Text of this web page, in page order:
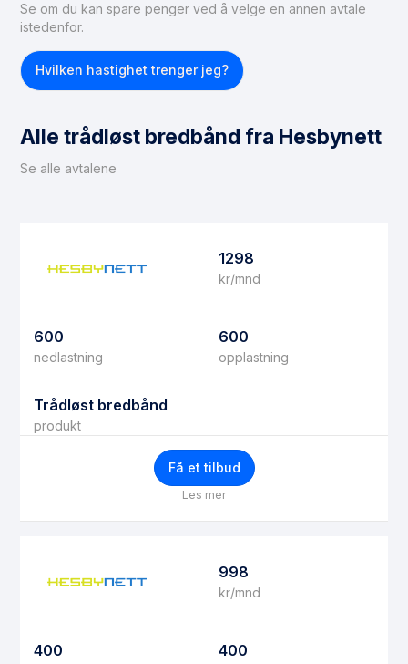
Leverandøren sender deg en antenne og en internett
plasseres utenfor huset på vegg, tak etc. Det følger
også med en enkel brosjyre som veileder deg
Se om du kan spare penger ved å velge en annen avtale
istedenfor.
Hvilken hastighet trenger jeg?
Alle trådløst bredbånd fra Hesbynett
Se alle avtalene
1298
kr/mnd
600
nedlastning
600
opplastning
Trådløst bredbånd
produkt
Få et tilbud
Les mer
998
kr/mnd
400 400